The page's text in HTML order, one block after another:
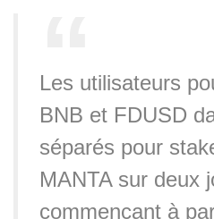
Les utilisateurs
BNB et FDUSD
séparés pour
MANTA sur deux
commençant à